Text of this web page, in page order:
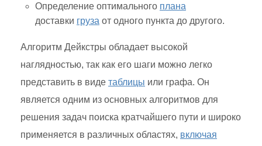
Определение оптимального плана
доставки груза от одного пункта до другого.
Алгоритм Дейкстры обладает высокой
наглядностью, так как его шаги можно легко
представить в виде таблицы или графа. Он
является одним из основных алгоритмов для
решения задач поиска кратчайшего пути и широко
применяется в различных областях, включая